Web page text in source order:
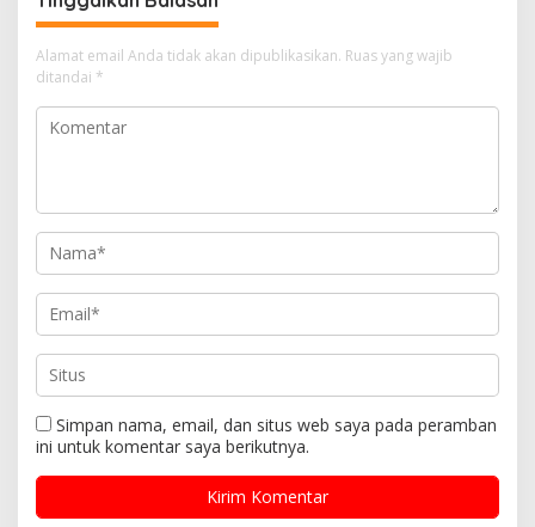
Alamat email Anda tidak akan dipublikasikan. Ruas yang wajib
ditandai *
Simpan nama, email, dan situs web saya pada peramban
ini untuk komentar saya berikutnya.